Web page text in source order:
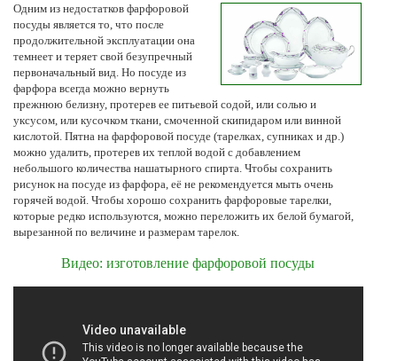
Одним из недостатков фарфоровой
посуды является то, что после
продолжительной эксплуатации она
темнеет и теряет свой безупречный
первоначальный вид. Но посуде из
фарфора всегда можно вернуть
прежнюю белизну, протерев ее питьевой содой, или солью и
уксусом, или кусочком ткани, смоченной скипидаром или винной
кислотой. Пятна на фарфоровой посуде (тарелках, супниках и др.)
можно удалить, протерев их теплой водой с добавлением
небольшого количества нашатырного спирта. Чтобы сохранить
рисунок на посуде из фарфора, её не рекомендуется мыть очень
горячей водой. Чтобы хорошо сохранить фарфоровые тарелки,
которые редко используются, можно переложить их белой бумагой,
вырезанной по величине и размерам тарелок.
Видео: изготовление фарфоровой посуды